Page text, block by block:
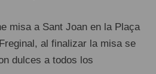
misa a Sant Joan en la Plaça
al finalizar la misa se
dulces a todos los